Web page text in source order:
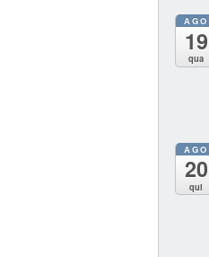
AGO
19
qua
AGO
20
qui